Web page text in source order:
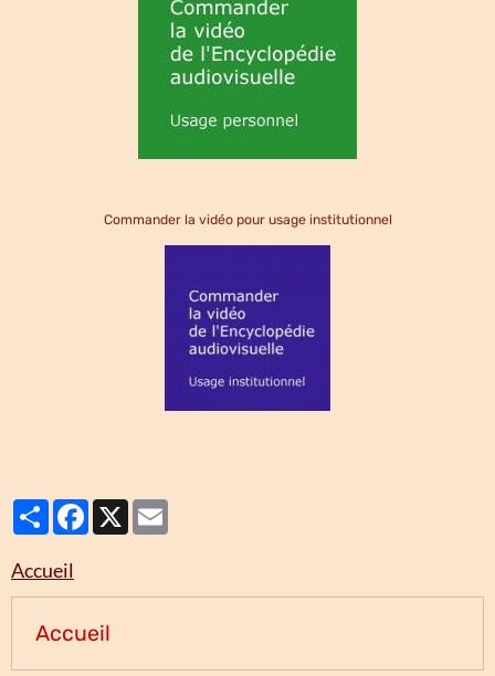
Commander la vidéo pour usage institutionnel
PartagerFacebook
Accueil
Accueil